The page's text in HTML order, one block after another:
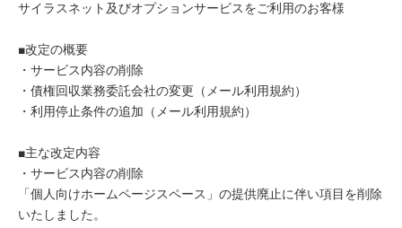
サイラスネット及びオプションサービスをご利用のお客様
■改定の概要
・サービス内容の削除
・債権回収業務委託会社の変更（メール利用規約）
・利用停止条件の追加（メール利用規約）
■主な改定内容
・サービス内容の削除
「個人向けホームページスペース」の提供廃止に伴い項目を削除
いたしました。